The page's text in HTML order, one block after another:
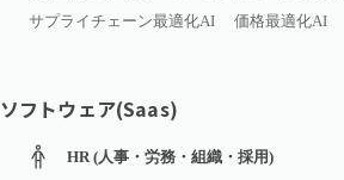
サプライチェーン最適化AI
価格最適化AI
ソフトウェア(Saas)
HR (人事・労務・組織・採用)